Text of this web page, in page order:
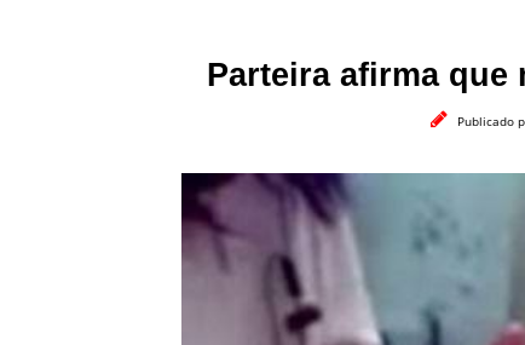
Parteira afirma que
Publicado